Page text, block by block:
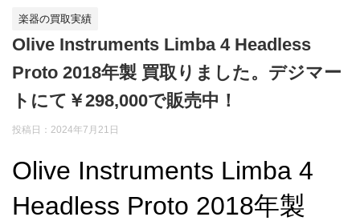
楽器の買取実績
Olive Instruments Limba 4 Headless
Proto 2018年製 買取りました。デジマー
トにて￥298,000で販売中！
投稿日：2024年7月21日
Olive Instruments Limba 4
Headless Proto 2018年製